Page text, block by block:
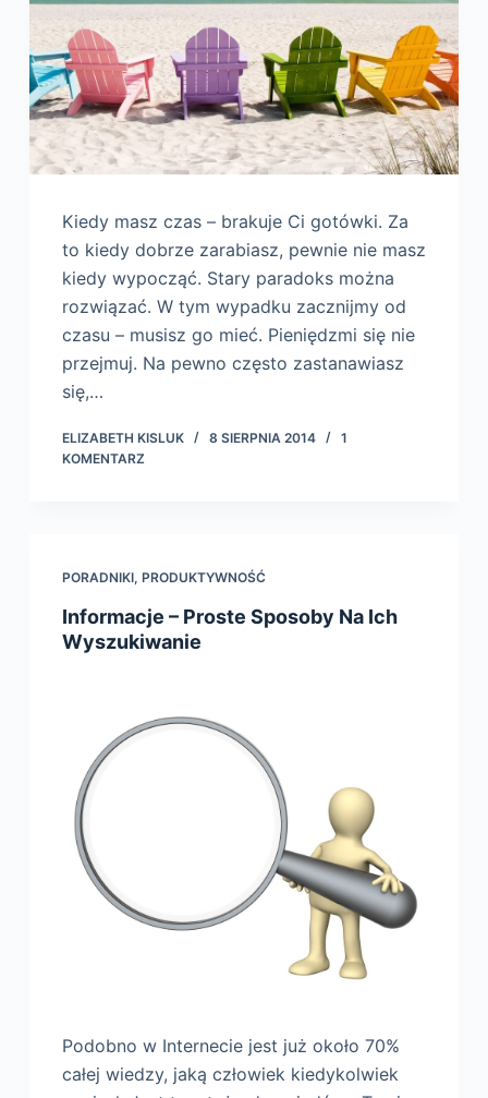
Kiedy masz czas – brakuje Ci gotówki. Za
to kiedy dobrze zarabiasz, pewnie nie masz
kiedy wypocząć. Stary paradoks można
rozwiązać. W tym wypadku zacznijmy od
czasu – musisz go mieć. Pieniędzmi się nie
przejmuj. Na pewno często zastanawiasz
się,…
ELIZABETH KISLUK 8 SIERPNIA 2014
1
KOMENTARZ
PORADNIKI, PRODUKTYWNOŚĆ
Informacje – Proste Sposoby Na Ich
Wyszukiwanie
Podobno w Internecie jest już około 70%
całej wiedzy, jaką człowiek kiedykolwiek